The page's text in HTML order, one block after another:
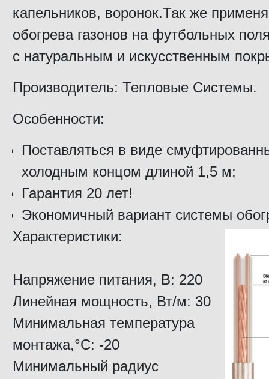
капельников, воронок.Так же
обогрева газонов на футбольных
с натуральным и искусственным
Производитель: Тепловые Системы.
Особенности:
Поставляться в виде
холодным концом длиной 1,5 м;
Гарантия 20 лет!
Экономичный вариант системы
Характеристики:
Напряжение питания, В: 220
Линейная мощность, Вт/м: 30
Минимальная температура
монтажа,°C: -20
Минимальный радиус